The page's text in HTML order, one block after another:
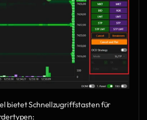
bietet Schnellzugriffstasten für